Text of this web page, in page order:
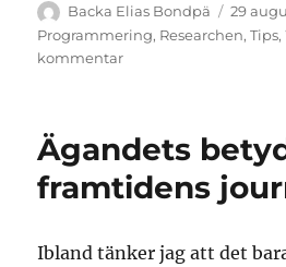
Författare
Backa Elias Bondpä
den
29
Programmering, Researchen,Tips,
kommentartill
politiken
Ägandets
framtidens
Ibland tänker jag att det